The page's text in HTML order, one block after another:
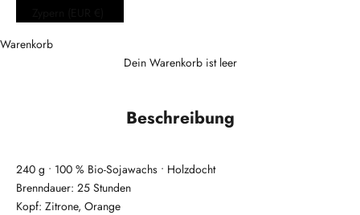
Warenkorb
Dein Warenkorb ist leer
Beschreibung
240 g • 100 % Bio-Sojawachs • Holzdocht
Brenndauer: 25 Stunden
Kopf: Zitrone, Orange